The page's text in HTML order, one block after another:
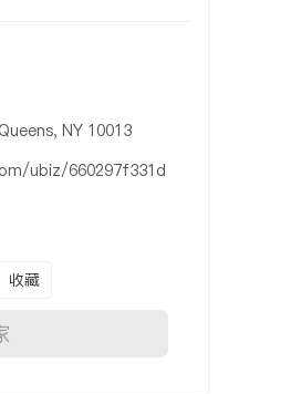
NY 10013
ubiz/660297f331d
收藏